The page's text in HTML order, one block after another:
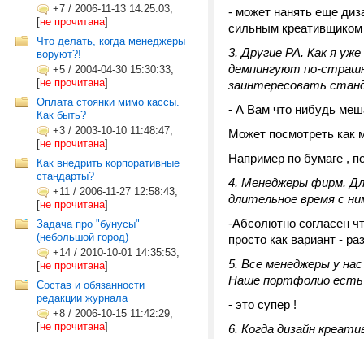
+7 / 2006-11-13 14:25:03,
[не прочитана]
Что делать, когда менеджеры
воруют?!
+5 / 2004-04-30 15:30:33,
[не прочитана]
Оплата стоянки мимо кассы.
Как быть?
+3 / 2003-10-10 11:48:47,
[не прочитана]
Как внедрить корпоративные
стандарты?
+11 / 2006-11-27 12:58:43,
[не прочитана]
Задача про "бунусы"
(небольшой город)
+14 / 2010-10-01 14:35:53,
[не прочитана]
Состав и обязанности
редакции журнала
+8 / 2006-10-15 11:42:29,
[не прочитана]
- может нанять еще
сильным
3. Другие РА. Как я
демпингуют по-
заинтересовать
- А Вам что нибудь
Может посмотреть как
Например по бумаге ,
4. Менеджеры фирм.
длительное время с
-Абсолютно согласен
просто как вариант -
5. Все менеджеры у
Наше портфолио есть
- это супер !
6. Когда дизайн